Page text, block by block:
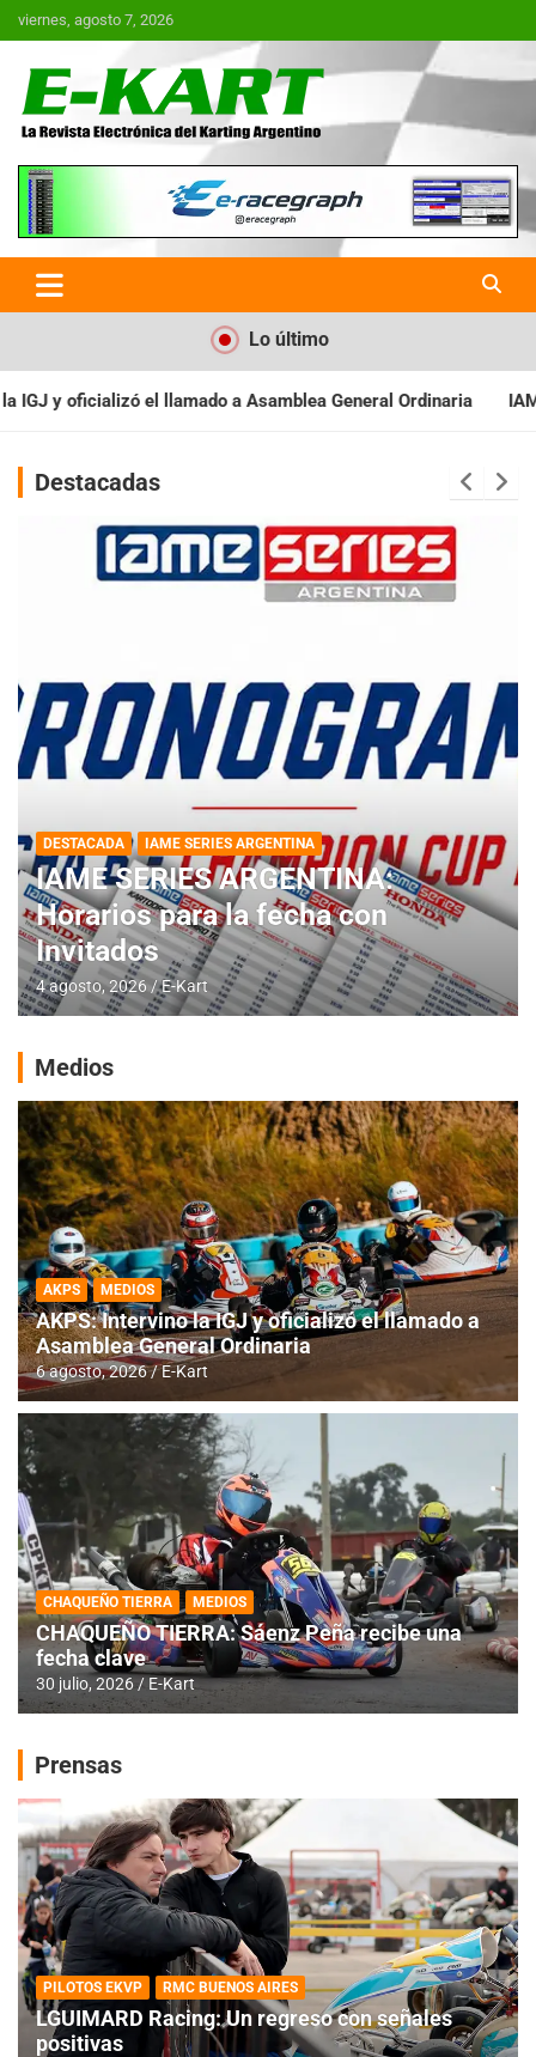
Saltar
al
viernes, agosto 7, 2026
E-Kart.com.ar | La Revista
Electrónica del Karting en
Argentina
Lo último
General Ordinaria IAME SERIES ARGENTINA:
Destacadas
DESTACADA IAME SERIES ARGENTINA
IAME SERIES ARGENTINA:
Horarios para la fecha con
Invitados
4 agosto, 2026 E-Kart
Medios
AKPS MEDIOS
AKPS: Intervino la IGJ y oficializó el llamado a
Asamblea General Ordinaria
6 agosto, 2026 E-Kart
CHAQUEÑO TIERRA MEDIOS
CHAQUEÑO TIERRA: Sáenz Peña recibe una
fecha clave
30 julio, 2026 E-Kart
Prensas
PILOTOS EKVP RMC BUENOS AIRES
LGUIMARD Racing: Un regreso con señales
positivas